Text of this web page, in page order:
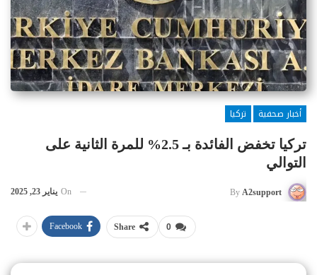
أخبار صحفية
تركيا
تركيا تخفض الفائدة بـ 2.5% للمرة الثانية على
التوالي
By A2support
On يناير 23, 2025
0
Share
Facebook